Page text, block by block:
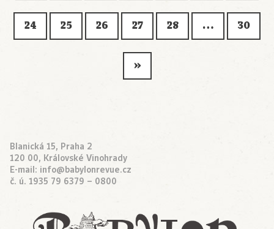
24 25 26 27 28 … 30
»
Blanická 15, Praha 2
120 00, Královské Vinohrady
E-mail: info@babylonrevue.cz
č. ú. 1935 79 6379 – 0800